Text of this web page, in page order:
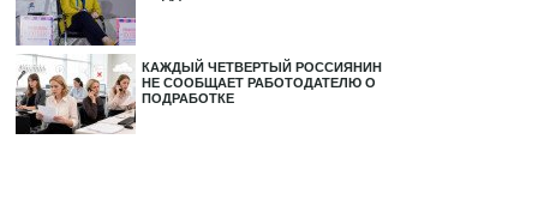
КАЖДЫЙ ЧЕТВЕРТЫЙ РОССИЯНИН
НЕ СООБЩАЕТ РАБОТОДАТЕЛЮ О
ПОДРАБОТКЕ